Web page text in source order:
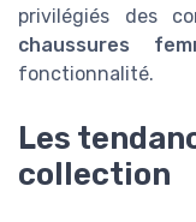
privilégiés des
chaussures
fonctionnalité.
Les
collection